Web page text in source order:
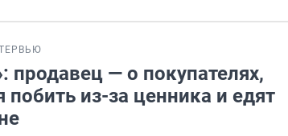
продавец — о покупателях,
побить из-за ценника и едят